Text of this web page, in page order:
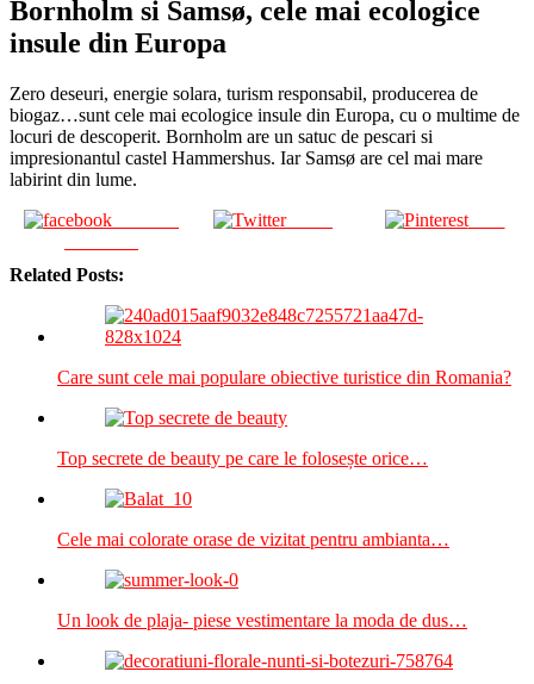
Bornholm si Samsø, cele mai ecologice
insule din Europa
Zero deseuri, energie solara, turism responsabil, producerea de
biogaz…sunt cele mai ecologice insule din Europa, cu o multime de
locuri de descoperit. Bornholm are un satuc de pescari si
impresionantul castel Hammershus. Iar Samsø are cel mai mare
labirint din lume.
Tweet Save
Related Posts:
Care sunt cele mai populare obiective turistice din Romania?
Top secrete de beauty pe care le folosește orice…
Cele mai colorate orase de vizitat pentru ambianta…
Un look de plaja- piese vestimentare la moda de dus…